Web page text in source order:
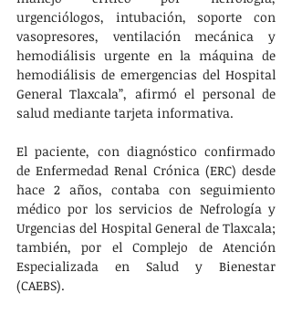
urgenciólogos, intubación, soporte con
vasopresores, ventilación mecánica y
hemodiálisis urgente en la máquina de
hemodiálisis de emergencias del Hospital
General Tlaxcala”, afirmó el personal de
salud mediante tarjeta informativa.
El paciente, con diagnóstico confirmado
de Enfermedad Renal Crónica (ERC) desde
hace 2 años, contaba con seguimiento
médico por los servicios de Nefrología y
Urgencias del Hospital General de Tlaxcala;
también, por el Complejo de Atención
Especializada en Salud y Bienestar
(CAEBS).